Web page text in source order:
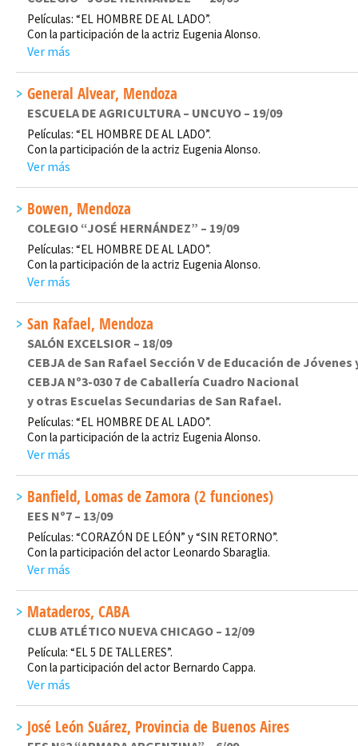
Películas: “EL HOMBRE DE AL LADO”.
Con la participación de la actriz Eugenia Alonso.
Ver más
General Alvear, Mendoza
ESCUELA DE AGRICULTURA – UNCUYO – 19/09
Películas: “EL HOMBRE DE AL LADO”.
Con la participación de la actriz Eugenia Alonso.
Ver más
Bowen, Mendoza
COLEGIO “JOSÉ HERNÁNDEZ” – 19/09
Películas: “EL HOMBRE DE AL LADO”.
Con la participación de la actriz Eugenia Alonso.
Ver más
San Rafael, Mendoza
SALÓN EXCELSIOR – 18/09
CEBJA de San Rafael Sección V de Educación de
CEBJA Nº3-030 7 de Caballería Cuadro Nacional
y otras Escuelas Secundarias de San Rafael.
Películas: “EL HOMBRE DE AL LADO”.
Con la participación de la actriz Eugenia Alonso.
Ver más
Banfield, Lomas de Zamora (2 funciones)
EES Nº7 – 13/09
Películas: “CORAZÓN DE LEÓN” y “SIN RETORNO”.
Con la participación del actor Leonardo Sbaraglia.
Ver más
Mataderos, CABA
CLUB ATLÉTICO NUEVA CHICAGO – 12/09
Película: “EL 5 DE TALLERES”.
Con la participación del actor Bernardo Cappa.
Ver más
José León Suárez, Provincia de Buenos Aires